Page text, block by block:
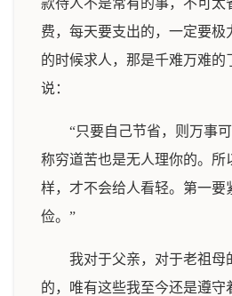
款待人不是常有的事，不可太
费，每天要支出的，一定要极
的时候求人，那是千难万难的
说：
“只要自己节省，则万事
称穷道苦也是无人理你的。所
样，才不会给人看轻。第一要
俭。”
我对于父亲，对于老祖母
的，唯有这些我至今还是遵守